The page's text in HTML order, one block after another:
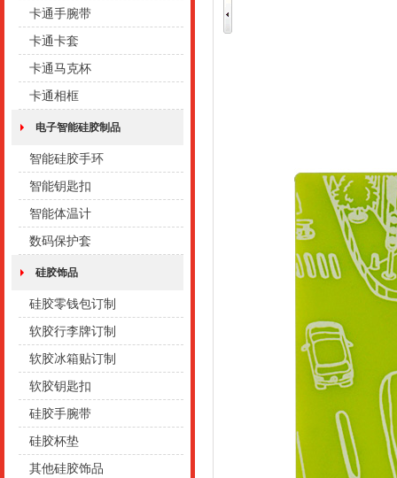
卡通手腕带
卡通卡套
卡通马克杯
卡通相框
电子智能硅胶制品
智能硅胶手环
智能钥匙扣
智能体温计
数码保护套
硅胶饰品
硅胶零钱包订制
软胶行李牌订制
软胶冰箱贴订制
软胶钥匙扣
硅胶手腕带
硅胶杯垫
其他硅胶饰品